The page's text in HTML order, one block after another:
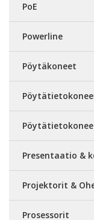
PoE
Powerline
Pöytäkoneet
Presentaatio &
Projektorit &
Prosessorit